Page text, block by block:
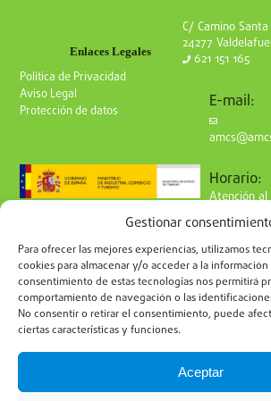
Gestionar
Para ofrecer las mejores experiencias, utilizamos
cookies para almacenar y/o acceder a la
consentimiento de estas tecnologías nos permitirá
comportamiento de navegación o las
No consentir o retirar el consentimiento, puede
ciertas características y funciones.
Aceptar
Enlaces Legales
Política de Privacidad
Aviso Legal
Protección de datos
C/ Camino
24277
621 151 165
E-mail:
Horario:
Atención al
de 9 a 15h
Síguenos en redes:
Suscríbete a nuestro boletín